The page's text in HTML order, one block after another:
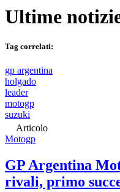
Ultime
Tag correlati:
gp argentina
holgado
leader
motogp
suzuki
Articolo
Motogp
GP Argentina
rivali, primo